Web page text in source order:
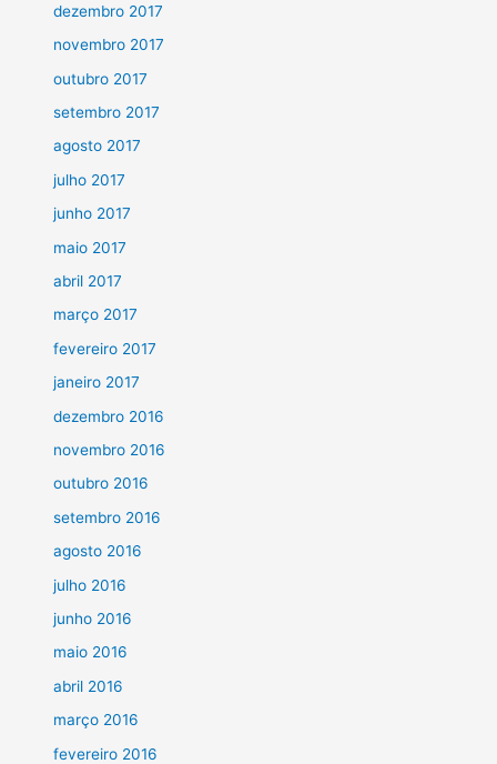
dezembro 2017
novembro 2017
outubro 2017
setembro 2017
agosto 2017
julho 2017
junho 2017
maio 2017
abril 2017
março 2017
fevereiro 2017
janeiro 2017
dezembro 2016
novembro 2016
outubro 2016
setembro 2016
agosto 2016
julho 2016
junho 2016
maio 2016
abril 2016
março 2016
fevereiro 2016